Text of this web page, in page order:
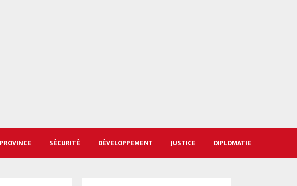
PROVINCE SÉCURITÉ DÉVELOPPEMENT JUSTICE DIPLOMATIE